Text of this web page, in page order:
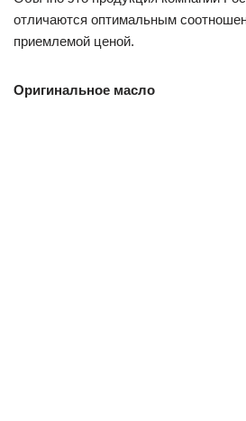
отличаются оптимальным
приемлемой ценой.
Оригинальное масло